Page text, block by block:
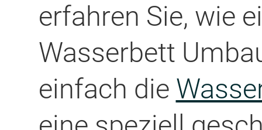
erfahren Sie, wie
Wasserbett
einfach die